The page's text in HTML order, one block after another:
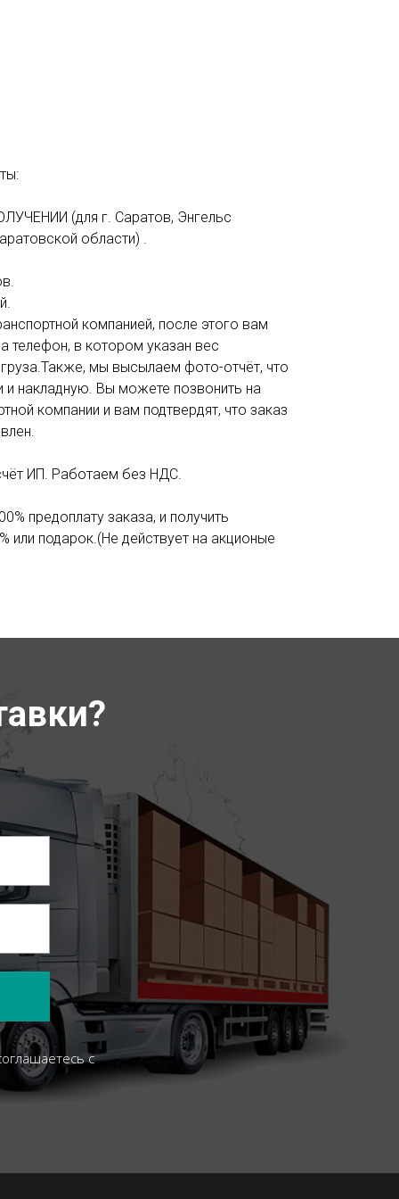
(для г. Саратов, Энгельс
области) .
компанией, после этого вам
телефон, в котором указан вес
груза.Также, мы высылаем фото-отчёт, что
и накладную. Вы можете позвонить на
компании и вам подтвердят, что заказ
ИП. Работаем без НДС.
предоплату заказа, и получить
или подарок.(Не действует на акционые
c